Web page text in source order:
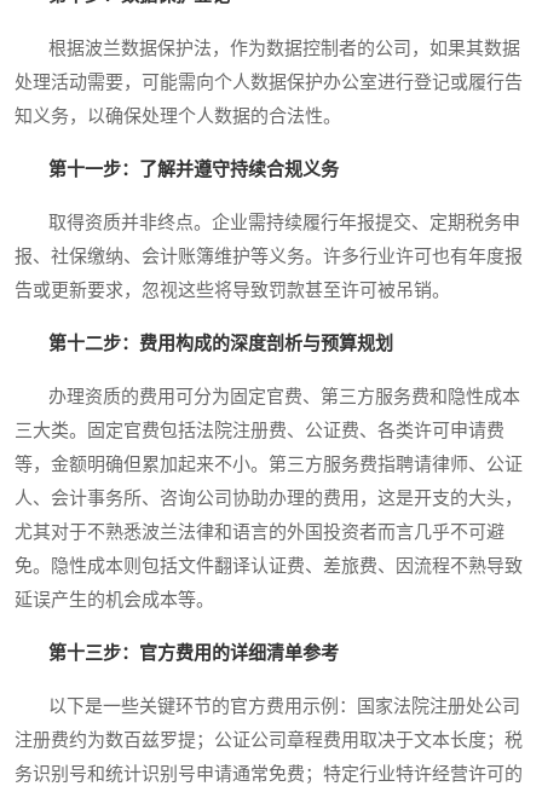
根据波兰数据保护法，作为数据控制者的公司，如果其数据
处理活动需要，可能需向个人数据保护办公室进行登记或履行告
知义务，以确保处理个人数据的合法性。
第十一步：了解并遵守持续合规义务
取得资质并非终点。企业需持续履行年报提交、定期税务申
报、社保缴纳、会计账簿维护等义务。许多行业许可也有年度报
告或更新要求，忽视这些将导致罚款甚至许可被吊销。
第十二步：费用构成的深度剖析与预算规划
办理资质的费用可分为固定官费、第三方服务费和隐性成本
三大类。固定官费包括法院注册费、公证费、各类许可申请费
等，金额明确但累加起来不小。第三方服务费指聘请律师、公证
人、会计事务所、咨询公司协助办理的费用，这是开支的大头，
尤其对于不熟悉波兰法律和语言的外国投资者而言几乎不可避
免。隐性成本则包括文件翻译认证费、差旅费、因流程不熟导致
延误产生的机会成本等。
第十三步：官方费用的详细清单参考
以下是一些关键环节的官方费用示例：国家法院注册处公司
注册费约为数百兹罗提；公证公司章程费用取决于文本长度；税
务识别号和统计识别号申请通常免费；特定行业特许经营许可的